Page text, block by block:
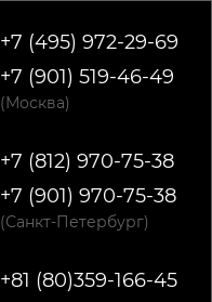
+7 (495) 972-29-69
+7 (901) 519-46-49
(Москва)
+7 (812) 970-75-38
+7 (901) 970-75-38
(Санкт-Петербург)
+81 (80)359-166-45